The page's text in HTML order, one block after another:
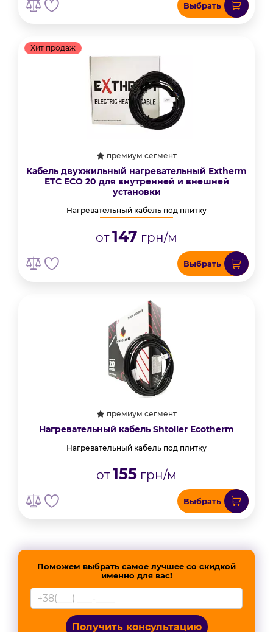
Выбрать
Хит продаж
премиум сегмент
Кабель двухжильный нагревательный Extherm
ETС ECO 20 для внутренней и внешней
установки
Нагревательный кабель под плитку
от147 грн/м
Выбрать
премиум сегмент
Нагревательный кабель Shtoller Ecotherm
Нагревательный кабель под плитку
от155 грн/м
Выбрать
Поможем выбрать самое лучшее со скидкой
именно для вас!
Получить консультацию